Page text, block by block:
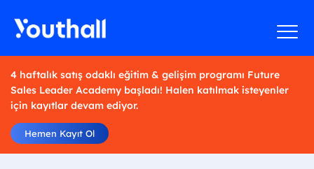
4 haftalık satış odaklı eğitim & gelişim programı Future
Sales Leader Academy başladı! Halen katılmak isteyenler
için kayıtlar devam ediyor.
Hemen Kayıt Ol